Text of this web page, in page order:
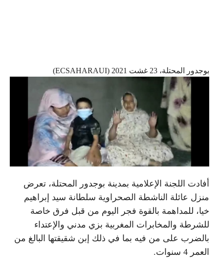
بوجدور المحتلة، 23 غشت 2021 (ECSAHARAUI)
أفادت اللجنة الإعلامية بمدينة بوجدور المحتلة، تعرض
منزل عائلة الناشطة الصحراوية سلطانة سيد إبراهيم
خيا، للمداهمة بالقوة فجر اليوم من قبل فرق خاصة
للشرطة والمخابرات المغربية بزي مدني والإعتداء
بالضرب على من فيه بما في ذلك إبن شقيقتها البالغ من
العمر 4 سنوات.